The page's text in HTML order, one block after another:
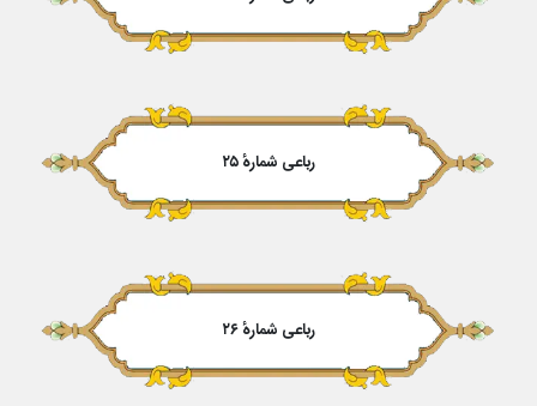
رباعی شمارهٔ ۲۵
رباعی شمارهٔ ۲۶